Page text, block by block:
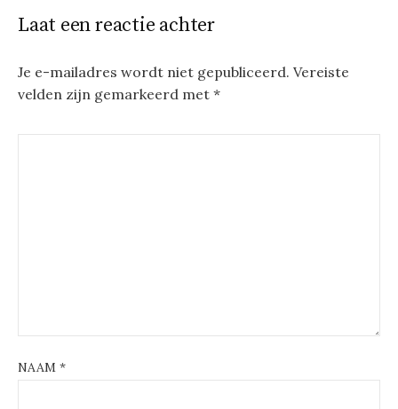
Laat een reactie achter
Je e-mailadres wordt niet gepubliceerd. Vereiste
velden zijn gemarkeerd met *
NAAM *